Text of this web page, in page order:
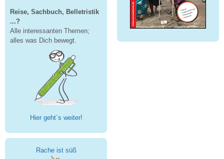
Reise, Sachbuch, Belletristik
...?
Alle interessanten Themen;
alles was Dich bewegt.
Hier geht´s weiter!
Rache ist süß